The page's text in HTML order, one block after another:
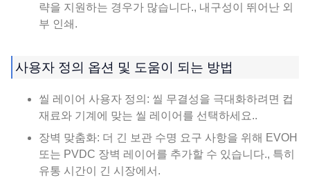
략을 지원하는 경우가 많습니다., 내구성이 뛰어난 외
부 인쇄.
사용자 정의 옵션 및 도움이 되는 방법
씰 레이어 사용자 정의: 씰 무결성을 극대화하려면 컵
재료와 기계에 맞는 씰 레이어를 선택하세요..
장벽 맞춤화: 더 긴 보관 수명 요구 사항을 위해 EVOH
또는 PVDC 장벽 레이어를 추가할 수 있습니다., 특히
유통 시간이 긴 시장에서.